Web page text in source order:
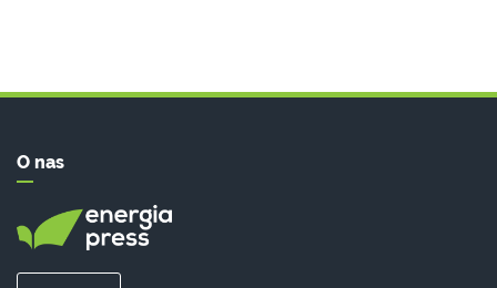
O nas